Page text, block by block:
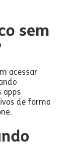
sem
acessar
apps
de forma